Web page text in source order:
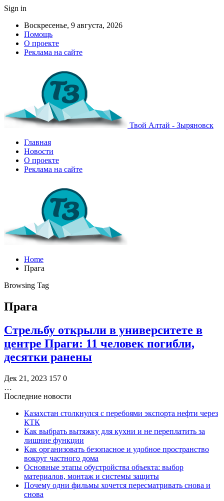
Sign in
Воскресенье, 9 августа, 2026
Помощь
О проекте
Реклама на сайте
Твой Алтай - Зыряновск
Главная
Новости
О проекте
Реклама на сайте
Home
Прага
Browsing Tag
Прага
Стрельбу открыли в университете в
центре Праги: 11 человек погибли,
десятки ранены
Дек 21, 2023 157 0
…
Последние новости
Казахстан столкнулся с перебоями экспорта нефти через
КТК
Как выбрать вытяжку для кухни и не переплатить за
лишние функции
Как организовать безопасное и удобное пространство
вокруг частного дома
Основные этапы обустройства объекта: выбор
материалов, монтаж и системы защиты
Почему одни фильмы хочется пересматривать снова и
снова